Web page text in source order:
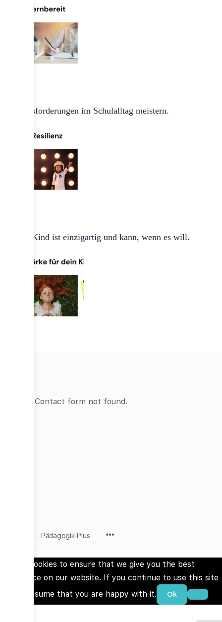
Herausforderungen im Schulalltag meistern.
Jedes Kind ist einzigartig und kann, wenn es will.
Contact form not found.
© 2026 - Pädagogik-Plus
We use cookies to ensure that we give you the best
experience on our website. If you continue to use this site
we will assume that you are happy with it.
Ok